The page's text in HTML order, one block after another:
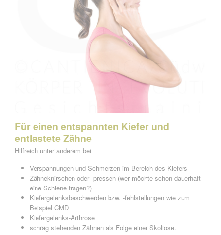
Für einen entspannten Kiefer und
entlastete Zähne
Hilfreich unter anderem bei
Verspannungen und Schmerzen im Bereich des Kiefers
Zähneknirschen oder -pressen (wer möchte schon dauerhaft
eine Schiene tragen?)
Kiefergelenksbeschwerden bzw. -fehlstellungen wie zum
Beispiel CMD
Kiefergelenks-Arthrose
schräg stehenden Zähnen als Folge einer Skoliose.